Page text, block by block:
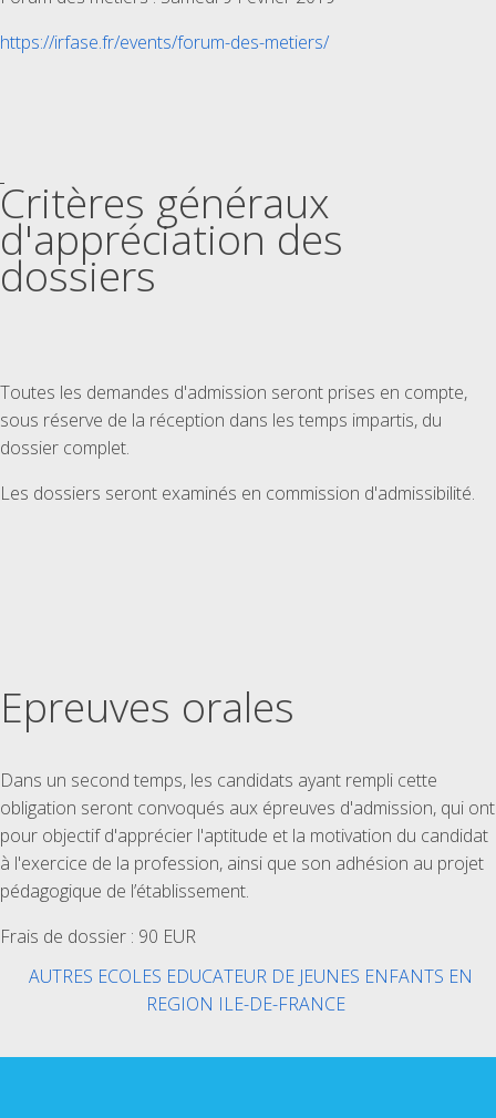
https://irfase.fr/events/forum-des-metiers/
Critères généraux
d'appréciation des
dossiers
Toutes les demandes d'admission seront prises en compte,
sous réserve de la réception dans les temps impartis, du
dossier complet.
Les dossiers seront examinés en commission d'admissibilité.
Epreuves orales
Dans un second temps, les candidats ayant rempli cette
obligation seront convoqués aux épreuves d'admission, qui ont
pour objectif d'apprécier l'aptitude et la motivation du candidat
à l'exercice de la profession, ainsi que son adhésion au projet
pédagogique de l’établissement.
Frais de dossier : 90 EUR
AUTRES ECOLES EDUCATEUR DE JEUNES ENFANTS EN
REGION ILE-DE-FRANCE